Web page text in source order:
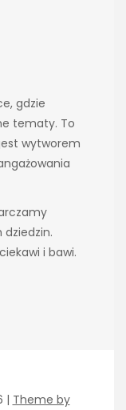
gdzie
tematy. To
wytworem
dziedzin.
i bawi.
| Theme by